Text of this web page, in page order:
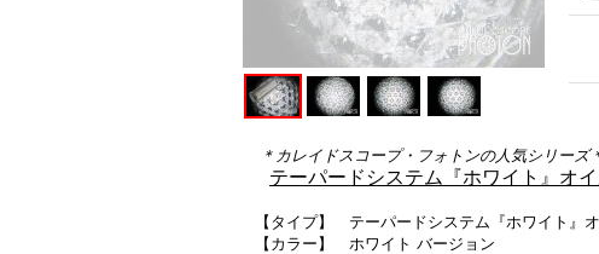
＊カレイドスコープ・フォトンの人気シリーズ
テーパードシステム『ホワイト』オ
【タイプ】 テーパードシステム『ホワイト』
【カラー】 ホワイト バージョン